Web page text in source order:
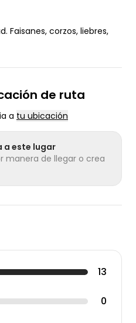
Faisanes, corzos, liebres,
de ruta
a tu ubicación
a este lugar
manera de llegar o crea
13
0